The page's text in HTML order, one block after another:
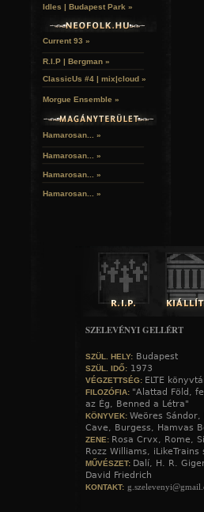
Idles | Budapest Park »
Current 93 »
R.I.P | Bergman »
ClassicUs #4 | mix|cloud »
Morgue Ensemble »
Hamarosan... »
Hamarosan... »
Hamarosan... »
Hamarosan... »
SZELEVÉNYI GELLÉRT
SZÜL. HELY: Budapest
SZÜL. IDŐ: 1973
VÉGZETTSÉG: ELTE
FILOZÓFIA: "Alattad Föld,
az Ég, Benned a Létra"
KÖNYVEK: Weöres
Cave, Burgess, Hamvas
ZENE: Rosa Crvx, Rome,
Rozz Williams, iLikeTrains
MŰVÉSZET: Dalí, H. R.
David Friedrich
KONTAKT: